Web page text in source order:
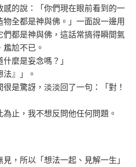
的說：「你們現在眼前看到的一
全都是神與佛。」一面說一邊用
都是神與佛，這話常搞得瞬間氣
尬不已。
麼是妄念嗎？」
』」。
是驚訝，淡淡回了一句：「對！
止，我不想反問他任何問題。
，所以「想法一起、見解一生」